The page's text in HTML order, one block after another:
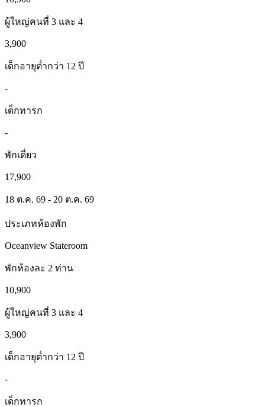
ผู้ใหญ่คนที่ 3 และ 4
3,900
เด็กอายุต่ำกว่า 12 ปี
-
เด็กทารก
-
พักเดี่ยว
17,900
18 ต.ค. 69 - 20 ต.ค. 69
ประเภทห้องพัก
Oceanview Stateroom
พักห้องละ 2 ท่าน
10,900
ผู้ใหญ่คนที่ 3 และ 4
3,900
เด็กอายุต่ำกว่า 12 ปี
-
เด็กทารก